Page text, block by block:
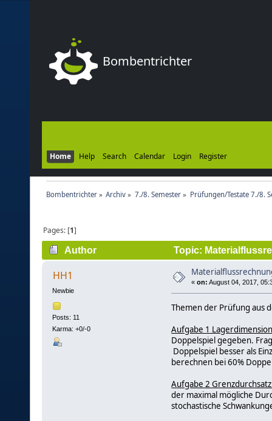
Bombentrichter
Home Help Search Calendar Login Register
Bombentrichter» Archiv » 7./8. Semester » Prüfungen/Testate 7./8.
Pages: [1]
Author
Topic:
HH1
Newbie
Posts: 11
Karma: +0/-0
« on: August 04, 2017,
Themen der Prüfung aus
Aufgabe 1
Doppelspiel gegeben.
Doppelspiel besser als
berechnen bei 60%
Aufgabe 2
der maximal mögliche
stochastische